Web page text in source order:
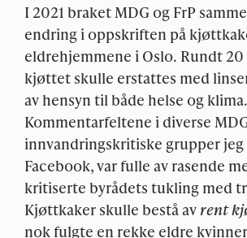
I 2021 braket MDG og FrP
endring i oppskriften på
eldrehjemmene i Oslo. Rundt
kjøttet skulle erstattes med
av hensyn til både helse og klima.
Kommentarfeltene i diverse
innvandringskritiske grupper
Facebook, var fulle av rasende
kritiserte byrådets tukling med
Kjøttkaker skulle bestå av rent
nok fulgte en rekke eldre